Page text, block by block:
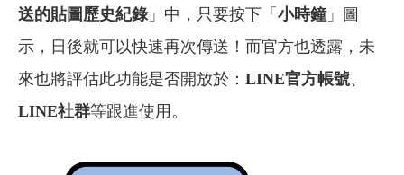
送的貼圖歷史紀錄」中，只要按下「 小時鐘」圖
示，日後就可以快速再次傳送！而官方也透露，未
來也將評估此功能是否開放於： LINE官方帳號、
LINE社群等跟進使用。